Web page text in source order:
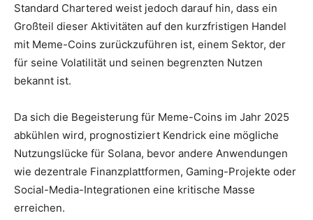
Standard Chartered weist jedoch darauf hin, dass ein
Großteil dieser Aktivitäten auf den kurzfristigen Handel
mit Meme-Coins zurückzuführen ist, einem Sektor, der
für seine Volatilität und seinen begrenzten Nutzen
bekannt ist.
Da sich die Begeisterung für Meme-Coins im Jahr 2025
abkühlen wird, prognostiziert Kendrick eine mögliche
Nutzungslücke für Solana, bevor andere Anwendungen
wie dezentrale Finanzplattformen, Gaming-Projekte oder
Social-Media-Integrationen eine kritische Masse
erreichen.